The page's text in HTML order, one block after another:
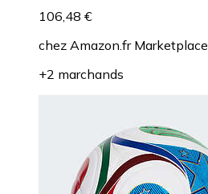
106,48 €
chez Amazon.fr Marketplace
+2 marchands